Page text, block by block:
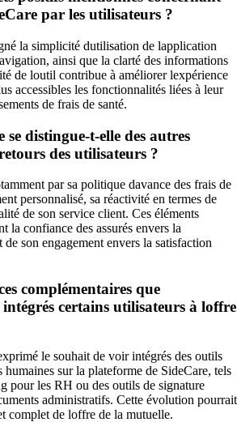
par les utilisateurs ?
la simplicité dutilisation de lapplication
ainsi que la clarté des informations
de loutil contribue à améliorer lexpérience
accessibles les fonctionnalités liées à leur
de frais de santé.
se distingue-t-elle des autres
des utilisateurs ?
par sa politique davance des frais de
personnalisé, sa réactivité en termes de
de son service client. Ces éléments
la confiance des assurés envers la
son engagement envers la satisfaction
complémentaires que
certains utilisateurs à loffre
le souhait de voir intégrés des outils
humaines sur la plateforme de SideCare, tels
pour les RH ou des outils de signature
administratifs. Cette évolution pourrait
complet de loffre de la mutuelle.